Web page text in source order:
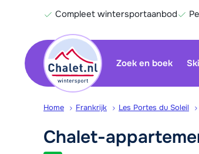
Compleet wintersportaanbod
Zoek en boek
Home Frankrijk Les Portes du Soleil
Chalet-